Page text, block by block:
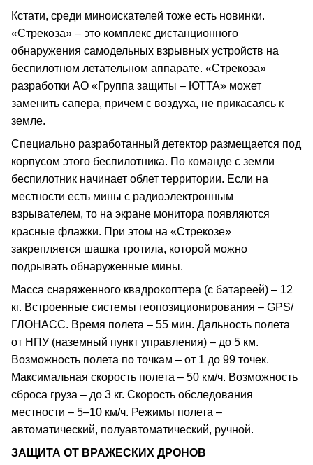
Кстати, среди миноискателей тоже есть новинки.
«Стрекоза» – это комплекс дистанционного
обнаружения самодельных взрывных устройств на
беспилотном летательном аппарате. «Стрекоза»
разработки АО «Группа защиты – ЮТТА» может
заменить сапера, причем с воздуха, не прикасаясь к
земле.
Специально разработанный детектор размещается под
корпусом этого беспилотника. По команде с земли
беспилотник начинает облет территории. Если на
местности есть мины с радиоэлектронным
взрывателем, то на экране монитора появляются
красные флажки. При этом на «Стрекозе»
закрепляется шашка тротила, которой можно
подрывать обнаруженные мины.
Масса снаряженного квадрокоптера (с батареей) – 12
кг. Встроенные системы геопозиционирования – GPS/
ГЛОНАСС. Время полета – 55 мин. Дальность полета
от НПУ (наземный пункт управления) – до 5 км.
Возможность полета по точкам – от 1 до 99 точек.
Максимальная скорость полета – 50 км/ч. Возможность
сброса груза – до 3 кг. Скорость обследования
местности – 5–10 км/ч. Режимы полета –
автоматический, полуавтоматический, ручной.
ЗАЩИТА ОТ ВРАЖЕСКИХ ДРОНОВ